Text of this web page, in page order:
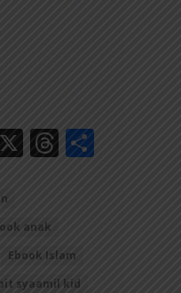
LinkedIn
X Threads
anak
Ebook Islam
syaamil kid